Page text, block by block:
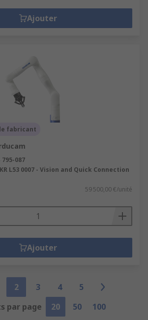
Ajouter
fabricant
795-087
KR L53 0007 - Vision and Quick Connection
59 500,00 €/unité
Ajouter
2 3 4
5
par page
20 50 100